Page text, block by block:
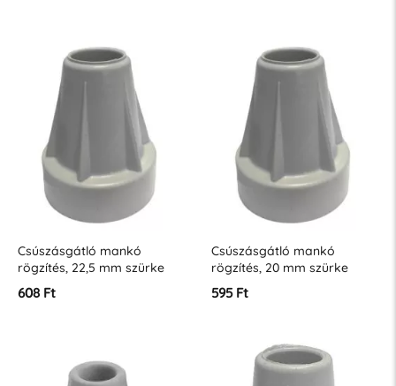
Csúszásgátló mankó
rögzítés, 22,5 mm szürke
608 Ft
Csúszásgátló mankó
rögzítés, 20 mm szürke
595 Ft